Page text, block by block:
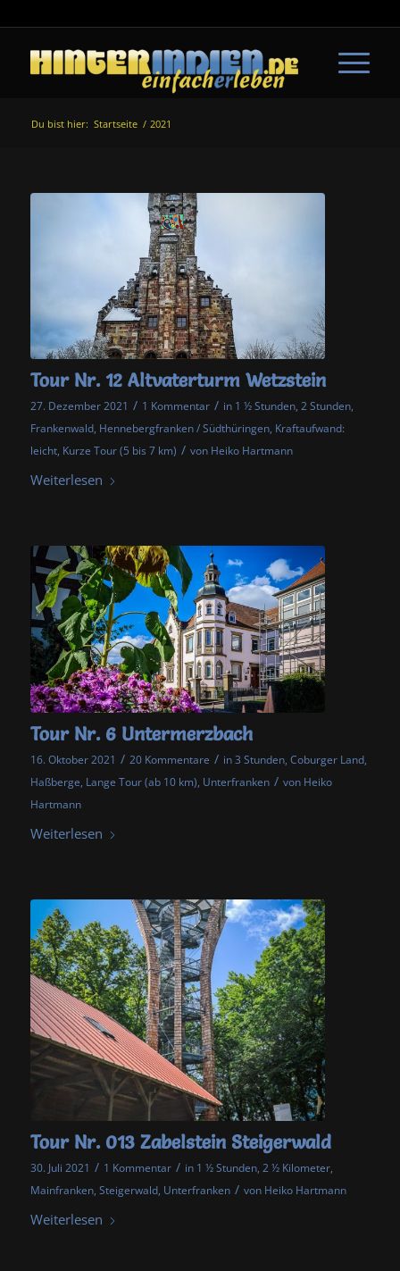
Du bist hier: Startseite / 2021
Tour Nr. 12 Altvaterturm Wetzstein
27. Dezember 2021 / 1 Kommentar / in 1 ½ Stunden, 2 Stunden,
Frankenwald, Hennebergfranken / Südthüringen, Kraftaufwand:
leicht, Kurze Tour (5 bis 7 km) / von Heiko Hartmann
Weiterlesen
Tour Nr. 6 Untermerzbach
16. Oktober 2021 / 20 Kommentare / in3 Stunden, Coburger Land,
Haßberge, Lange Tour (ab 10 km), Unterfranken / von Heiko
Hartmann
Weiterlesen
Tour Nr. 013 Zabelstein Steigerwald
30. Juli 2021 / 1 Kommentar / in 1 ½ Stunden, 2 ½ Kilometer,
Mainfranken, Steigerwald, Unterfranken / von Heiko Hartmann
Weiterlesen